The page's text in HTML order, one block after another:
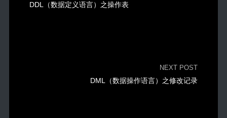
DDL（数据定义语言）之操作表
NEXT POST
DML（数据操作语言）之修改记录